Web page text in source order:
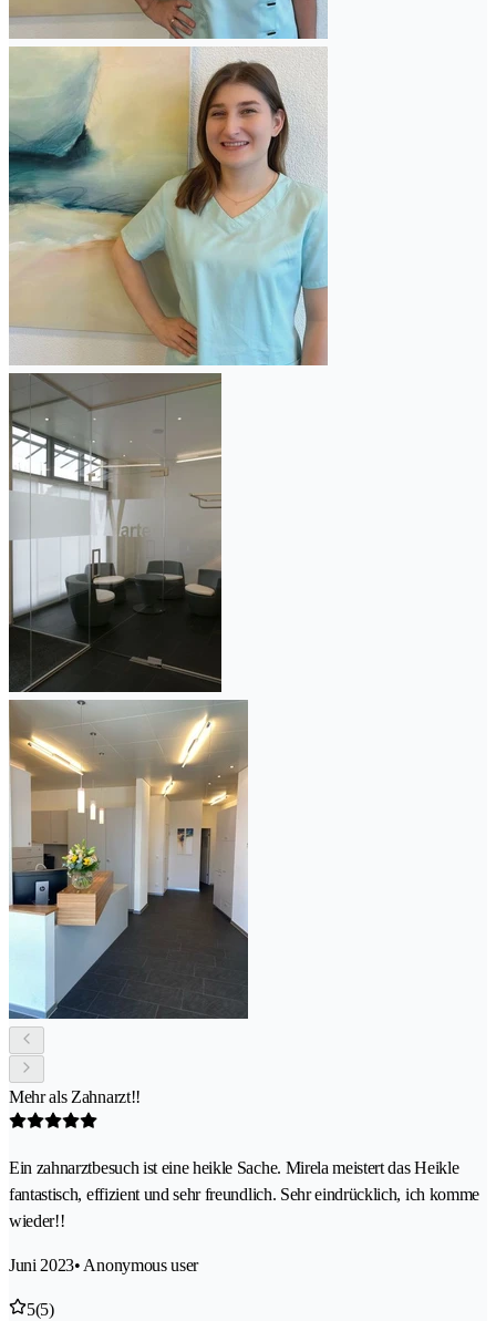
Mehr als Zahnarzt!!
Ein zahnarztbesuch ist eine heikle Sache. Mirela meistert das Heikle
fantastisch, effizient und sehr freundlich. Sehr eindrücklich, ich komme
wieder!!
Juni 2023• Anonymous user
5(5)